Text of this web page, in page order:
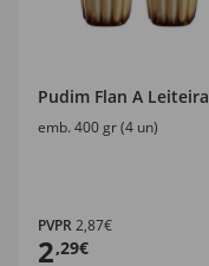
Pudim Flan A Leiteira
emb. 400 gr (4 un)
PVPR2,87€
2,29€